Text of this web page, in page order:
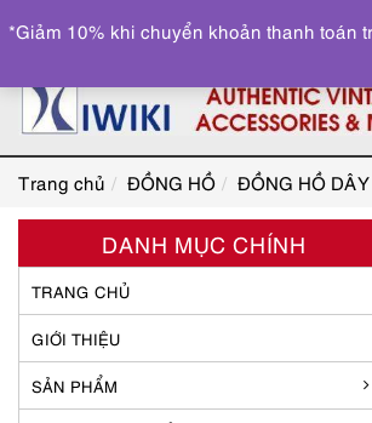
Trang chủ ĐỒNG HỒ ĐỒNG HỒ
DANH MỤC CHÍNH
TRANG CHỦ
GIỚI THIỆU
SẢN PHẨM
*Giảm 10% khi chuyển khoản thanh toán